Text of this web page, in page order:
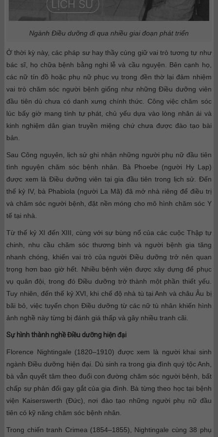
Ngành Điều dưỡng đi qua nhiều giai đoạn phát triển
Ở thời kỳ này, các pháp sư hay thầy cúng giữ vai trò tương tự như
bác sĩ, họ chữa bệnh bằng nghi lễ và cầu nguyện. Bên cạnh họ,
các nữ tín đồ hoặc phụ nữ phục vụ trong đền thờ lại đảm nhiệm
vai trò chăm sóc người bệnh giống như những Điều dưỡng viên
đầu tiên dù chưa có danh xưng chính thức. Công việc chăm sóc
lúc bấy giờ mang tính tự phát, chủ yếu dựa vào lòng nhân ái và
kinh nghiệm dân gian truyền miệng chứ chưa được đào tạo bài
bản.
Sau Công nguyên, lịch sử ghi nhận những người phụ nữ đầu tiên
tình nguyện chăm sóc bệnh nhân. Bà Phoebe (người Hy Lạp)
được xem là Điều dưỡng viên tại gia đầu tiên trong lịch sử. Đến
thế kỷ IV, bà Phabiola (người La Mã) đã mở nhà riêng để điều trị
và chăm sóc người bệnh, đặt nền móng cho mô hình chăm sóc Y
tế tại nhà.
Từ thế kỷ XI đến XIII, cùng với sự bùng nổ của các cuộc Thập tự
chinh, nhu cầu chăm sóc thương binh và người bệnh gia tăng
nhanh chóng, khiến vai trò của người Điều dưỡng trở nên quan
trọng hơn bao giờ hết. Nhiều bệnh viện được xây dựng để phục
vụ quân đội, trong đó Điều dưỡng trở thành một phần thiết yếu.
Tuy nhiên, đến thế kỷ XVI, khi chế độ nhà tù tại Anh và châu Âu bị
bãi bỏ, việc tuyển chọn Điều dưỡng từ các nữ tù nhân khiến hình
ảnh nghề này từng bị đánh giá thấp và gây nhiều tranh cãi.
Sự hình thành nghề Điều dưỡng hiện đại
Florence Nightingale (1820–1910) được xem là người khai sinh
ngành Điều dưỡng hiện đại. Dù sinh ra trong gia đình quý tộc Anh,
bà vẫn quyết tâm theo đuổi con đường chăm sóc người bệnh, bất
chấp sự phản đối gay gắt của gia đình. Bà từng theo học tại bệnh
viện Kaiserswerth (Đức), nơi đào tạo những người phụ nữ đầu
tiên có kỹ năng chăm sóc bệnh nhân.
Trong chiến tranh Crimea (1854–1855), Nightingale cùng 38 phụ